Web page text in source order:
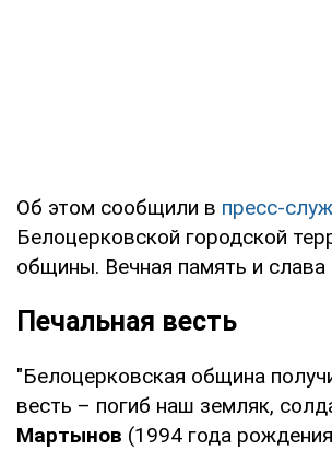
Об этом сообщили в пресс-
Белоцерковской городской
общины. Вечная память и
Печальная весть
"Белоцерковская община
весть – погиб наш земляк,
Мартынов (1994 года